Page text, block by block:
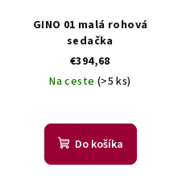
GINO 01 malá rohová
sedačka
€394,68
Na ceste (>5 ks)
Do košíka